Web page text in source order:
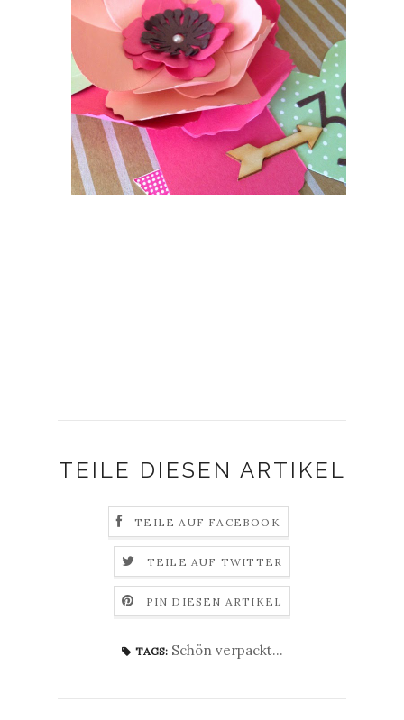
TEILE DIESEN ARTIKEL
TEILE AUF FACEBOOK
TEILE AUF TWITTER
PIN DIESEN ARTIKEL
TAGS: Schön verpackt...